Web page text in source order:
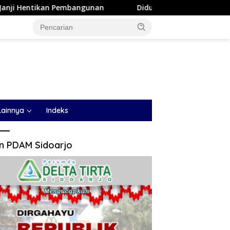
Diduga Aniaya Wanita di Depan SPBU
Indeks
PDAM Sidoarjo